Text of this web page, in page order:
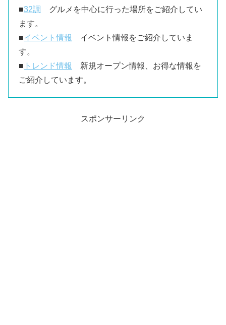
■32調
グルメを中心に行った場所をご紹介してい
ます。
■イベント情報
イベント情報をご紹介していま
す。
■ トレンド情報
新規オープン情報、お得な情報を
ご紹介しています。
スポンサーリンク